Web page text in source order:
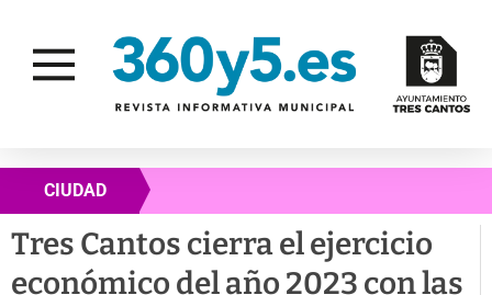
CIUDAD
Tres Cantos cierra el ejercicio
económico del año 2023 con las